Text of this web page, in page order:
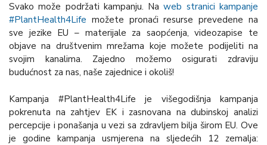
Svako može podržati kampanju. Naweb stranici kampanje
#PlantHealth4Life možete pronaći resurse prevedene na
sve jezike EU – materijale za saopćenja, videozapise te
objave na društvenim mrežama koje možete podijeliti na
svojim kanalima. Zajedno možemo osigurati zdraviju
budućnost za nas, naše zajednice i okoliš!
Kampanja #PlantHealth4Life je višegodišnja kampanja
pokrenuta na zahtjev EK i zasnovana na dubinskoj analizi
percepcije i ponašanja u vezi sa zdravljem bilja širom EU. Ove
je godine kampanja usmjerena na sljedećih 12 zemalja: